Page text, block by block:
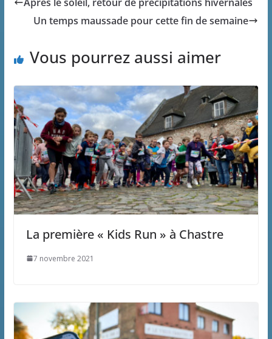
Un temps maussade pour cette fin de semaine
Vous pourrez aussi aimer
La première « Kids Run » à Chastre
7 novembre 2021